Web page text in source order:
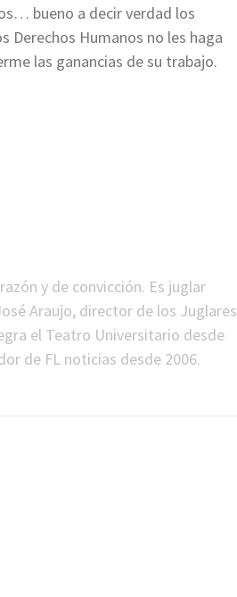
bueno a decir verdad los
Derechos Humanos no les haga
las ganancias de su trabajo.*
y de convicción. Es juglar
Araujo, director de los Juglares
el Teatro Universitario desde
de FL noticias desde 2006.